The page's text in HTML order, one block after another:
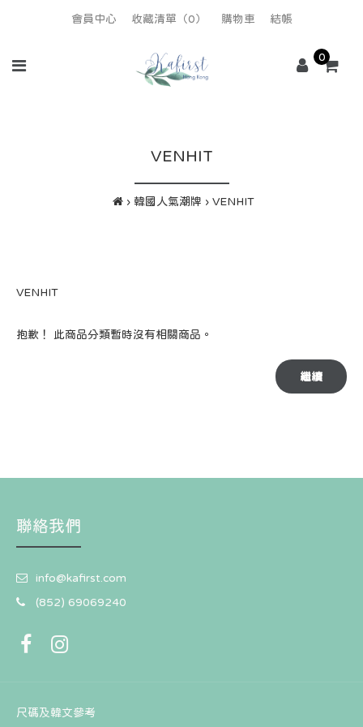
會員中心 收藏清單（0） 購物車 結帳
0
VENHIT
韓國人氣潮牌 VENHIT
VENHIT
抱歉！ 此商品分類暫時沒有相關商品。
繼續
聯絡我們
info@kafirst.com
(852) 69069240
尺碼及韓文參考